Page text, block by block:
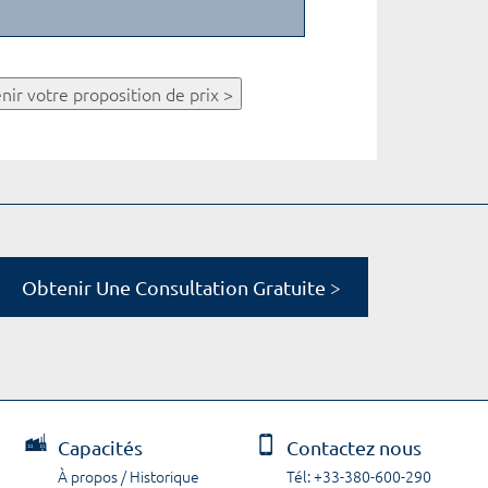
votre proposition de prix >
Obtenir Une Consultation Gratuite >
Capacités
À propos / Historique
Contactez nous
Tél: +33-380-600-290